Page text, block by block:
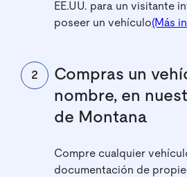
EE.UU. para un visitante
poseer un vehículo(Más
2
Compras un
nombre, en
de Montana
Compre cualquier
documentación de